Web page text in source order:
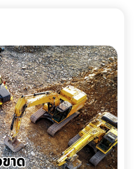
งไม่ใช่แค่เครื่องจักรในสาย
ด์" ที่ป้องกันความผิดพลาดที่